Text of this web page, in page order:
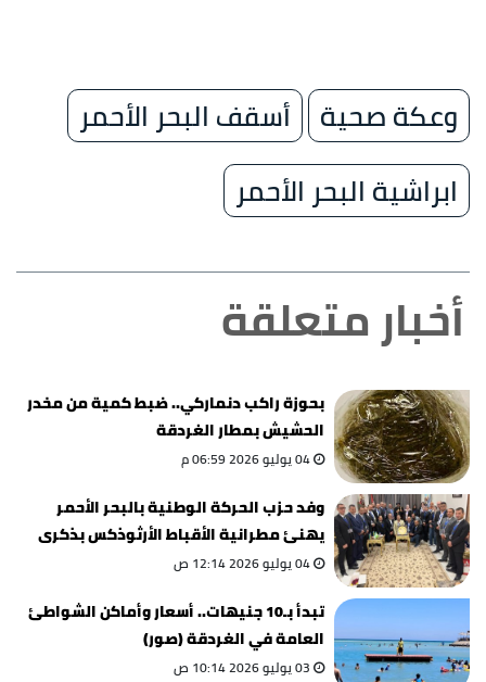
وعكة صحية
أسقف البحر الأحمر
ابراشية البحر الأحمر
أخبار متعلقة
بحوزة راكب دنماركي.. ضبط كمية من مخدر
الحشيش بمطار الغردقة
04 يوليو 2026 06:59 م
وفد حزب الحركة الوطنية بالبحر الأحمر
يهنئ مطرانية الأقباط الأرثوذكس بذكرى
ثورة 30 يونيو
04 يوليو 2026 12:14 ص
تبدأ بـ10 جنيهات.. أسعار وأماكن الشواطئ
العامة في الغردقة (صور)
03 يوليو 2026 10:14 ص